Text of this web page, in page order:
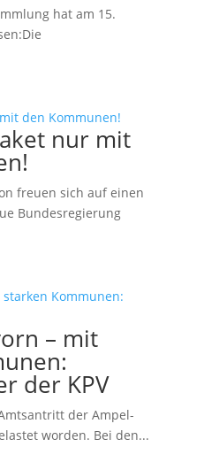
hat am 15.
nur mit
freuen sich auf einen
Bundesregierung
– mit
der KPV
der Ampel-
worden. Bei den...